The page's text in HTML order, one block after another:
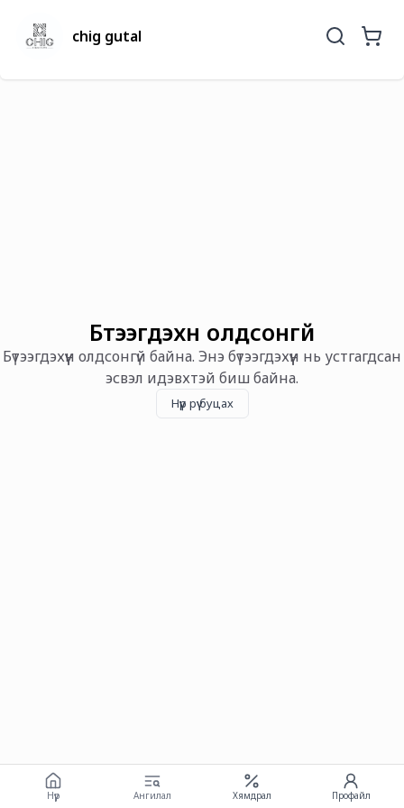
chig gutal
Бүтээгдэхүүн олдсонгүй
Бүтээгдэхүүн олдсонгүй байна. Энэ бүтээгдэхүүн нь устгагдсан
эсвэл идэвхтэй биш байна.
Нүүр рүү буцах
Нүүр Ангилал Хямдрал Профайл